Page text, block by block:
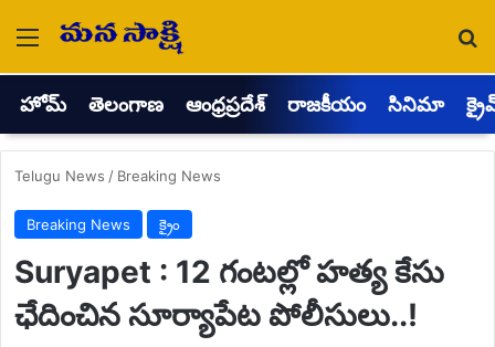
Menu
హోమ్ తెలంగాణ ఆంధ్రప్రదేశ్ రాజకీయం సినిమా
Telugu News / Breaking News
Breaking News క్రైం
Suryapet : 12 గంటల్లో హత్య కేసు
ఛేదించిన సూర్యాపేట పోలీసులు..!